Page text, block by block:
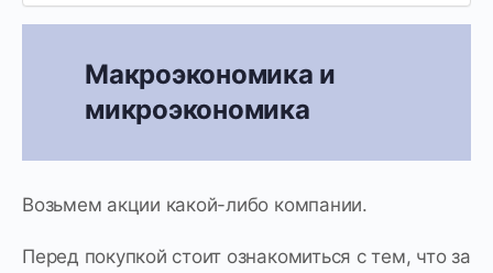
Макроэкономика и
микроэкономика
Возьмем акции какой-либо компании.
Перед покупкой стоит ознакомиться с тем, что за